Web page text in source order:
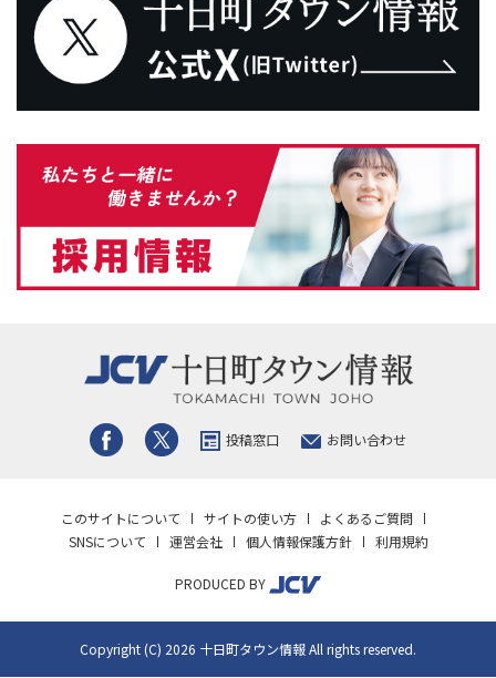
投稿窓口 お問い合わせ
このサイトについて サイトの使い方
よくあるご質問
SNSについて
運営会社 個人情報保護方針 利用規約
PRODUCED BY
Copyright (C) 2026 十日町タウン情報 All rights reserved.